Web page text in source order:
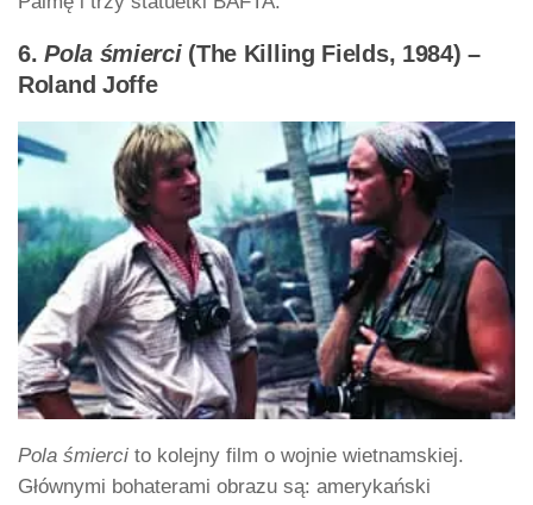
6.Pola śmierci(The Killing Fields, 1984) –
Roland Joffe
Pola śmierci to kolejny film o wojnie wietnamskiej.
Głównymi bohaterami obrazu są: amerykański